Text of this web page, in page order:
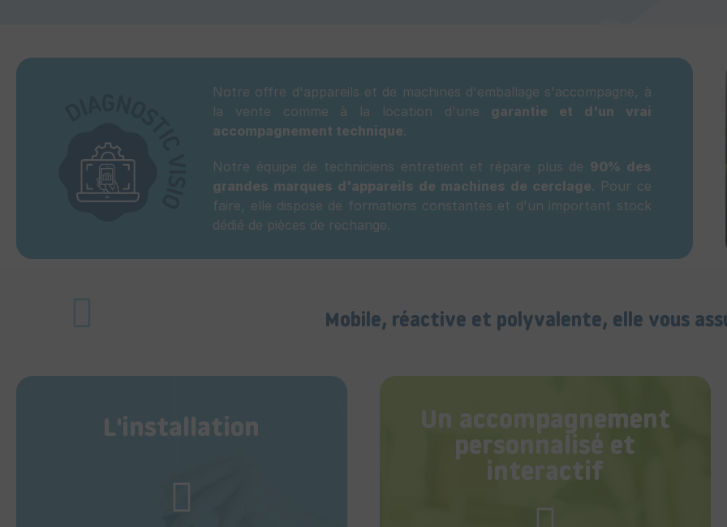
Notre offre d'appareils et de machines d'emballage s'accompagne, à
la vente comme à la location d'une garantie et d'un vrai
accompagnement technique.
Notre équipe de techniciens entretient et répare plus de 90% des
grandes marques d'appareils de machines de cerclage. Pour ce
faire, elle dispose de formations constantes et d'un important stock
dédié de pièces de rechange.
Mobile, réactive et polyvalente, elle vous
L'installation
Un accompagnement
personnalisé et
interactif